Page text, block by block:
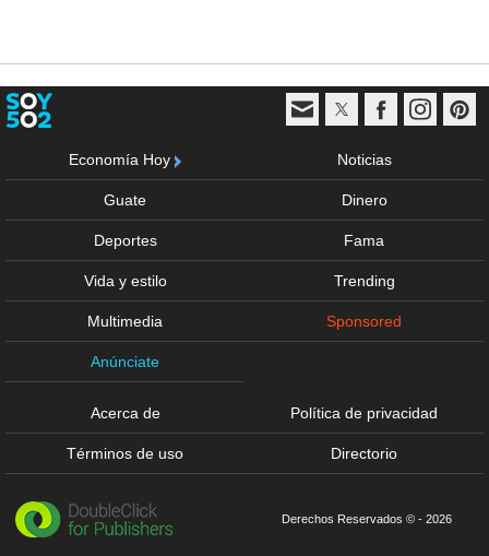
Economía Hoy Noticias
Guate Dinero
Deportes Fama
Vida y estilo Trending
Multimedia Sponsored
Anúnciate
Acerca de Política de privacidad
Términos de uso Directorio
Derechos Reservados © - 2026